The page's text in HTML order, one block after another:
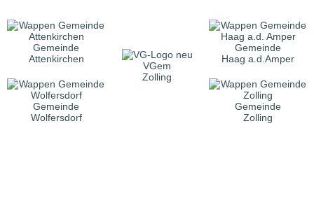
Gemeinde
Attenkirchen
VGem
Zolling
Gemeinde
Haag a.d.Amper
Gemeinde
Wolfersdorf
Gemeinde
Zolling